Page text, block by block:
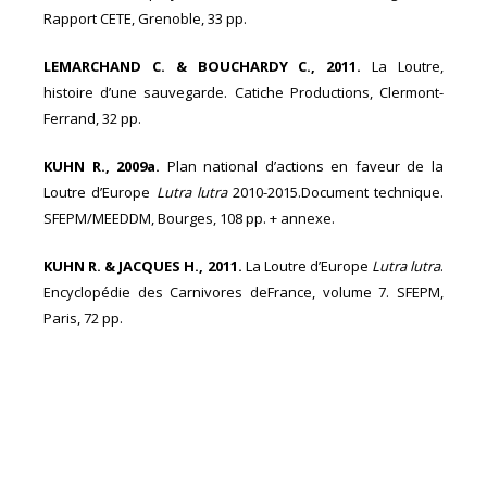
Rapport CETE, Grenoble, 33 pp.
LEMARCHAND C. & BOUCHARDY C., 2011. La Loutre,
histoire d’une sauvegarde. Catiche Productions, Clermont-
Ferrand, 32 pp.
KUHN R., 2009a. Plan national d’actions en faveur de la
Loutre d’Europe Lutra lutra2010-2015.Document technique.
SFEPM/MEEDDM, Bourges, 108 pp. + annexe.
KUHN R. & JACQUES H., 2011. La Loutre d’Europe Lutra lutra.
Encyclopédie des Carnivores deFrance, volume 7. SFEPM,
Paris, 72 pp.